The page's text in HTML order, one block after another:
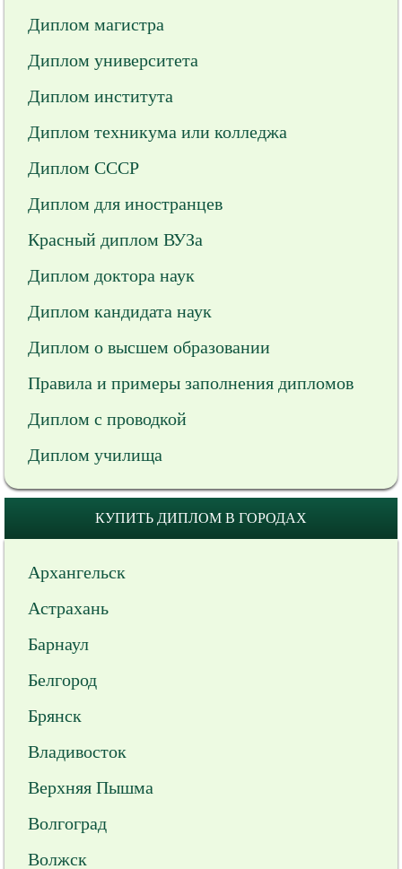
Диплом магистра
Диплом университета
Диплом института
Диплом техникума или колледжа
Диплом СССР
Диплом для иностранцев
Красный диплом ВУЗа
Диплом доктора наук
Диплом кандидата наук
Диплом о высшем образовании
Правила и примеры заполнения дипломов
Диплом с проводкой
Диплом училища
КУПИТЬ ДИПЛОМ В ГОРОДАХ
Архангельск
Астрахань
Барнаул
Белгород
Брянск
Владивосток
Верхняя Пышма
Волгоград
Волжск